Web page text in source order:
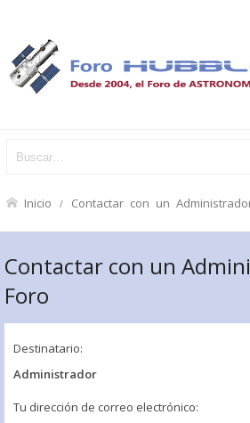
Inicio Contactar con un
Contactar con un
Foro
Destinatario:
Administrador
Tu dirección de correo electrónico: